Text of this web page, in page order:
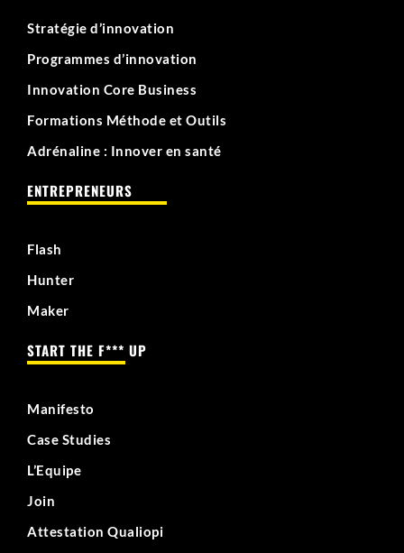
Stratégie d’innovation
Programmes d’innovation
Innovation Core Business
Formations Méthode et Outils
Adrénaline : Innover en santé
ENTREPRENEURS
Flash
Hunter
Maker
START THE F*** UP
Manifesto
Case Studies
L’Equipe
Join
Attestation Qualiopi